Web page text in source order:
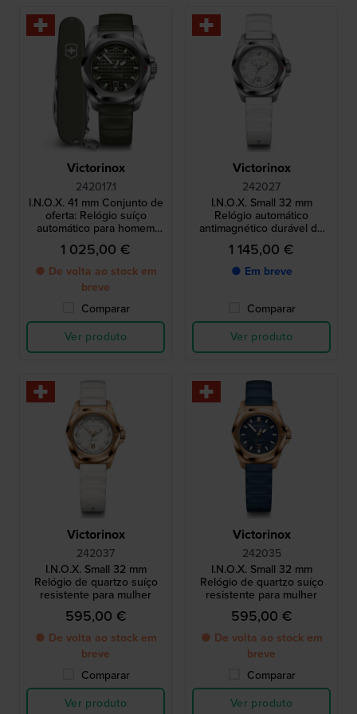
Victorinox
242017.1
I.N.O.X. 41 mm Conjunto de
oferta: Relógio suíço
automático para homem
com canivete Victorinox
1 025,00 €
● De volta ao stock em
breve
Comparar
Ver produto
Victorinox
242027
I.N.O.X. Small 32 mm
Relógio automático
antimagnético durável de
fabrico suíço
1 145,00 €
● Em breve
Comparar
Ver produto
Victorinox
242037
I.N.O.X. Small 32 mm
Relógio de quartzo suíço
resistente para mulher
595,00 €
● De volta ao stock em
breve
Comparar
Ver produto
Victorinox
242035
I.N.O.X. Small 32 mm
Relógio de quartzo suíço
resistente para mulher
595,00 €
● De volta ao stock em
breve
Comparar
Ver produto